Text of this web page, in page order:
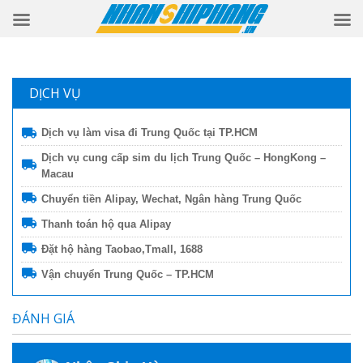
DỊCH VỤ
Dịch vụ làm visa đi Trung Quốc tại TP.HCM
Dịch vụ cung cấp sim du lịch Trung Quốc – HongKong –
Macau
Chuyển tiền Alipay, Wechat, Ngân hàng Trung Quốc
Thanh toán hộ qua Alipay
Đặt hộ hàng Taobao,Tmall, 1688
Vận chuyển Trung Quốc – TP.HCM
ĐÁNH GIÁ